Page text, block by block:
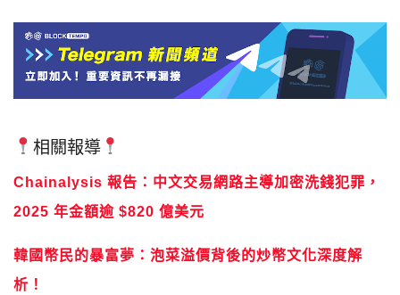
相關報導
Chainalysis 報告：中文交易網路主導加密洗錢犯罪，
2025 年金額逾 $820 億美元
韓國幣民的暴富夢：泡菜溢價背後的炒幣文化深度解
析！